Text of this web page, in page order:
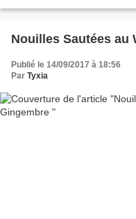
Nouilles Sautées au
Publié le 14/09/2017 à 18:56
Par Tyxia